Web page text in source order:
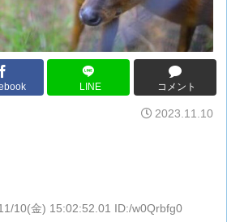
LINE コメント
2023.11.10
10(金) 15:02:52.01 ID:/w0Qrbfg0